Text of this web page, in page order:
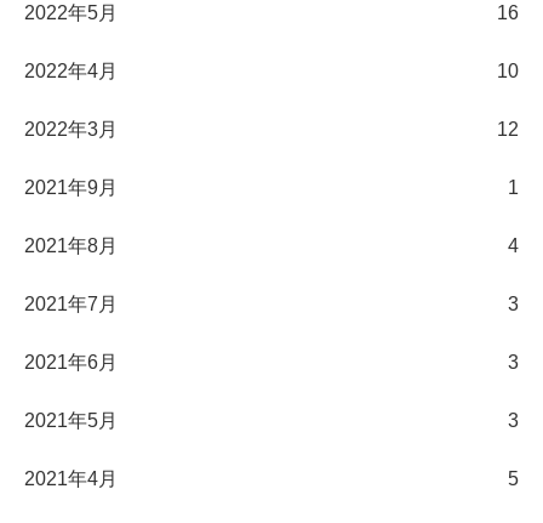
2022年5月 16
2022年4月 10
2022年3月 12
2021年9月 1
2021年8月 4
2021年7月 3
2021年6月 3
2021年5月 3
2021年4月 5